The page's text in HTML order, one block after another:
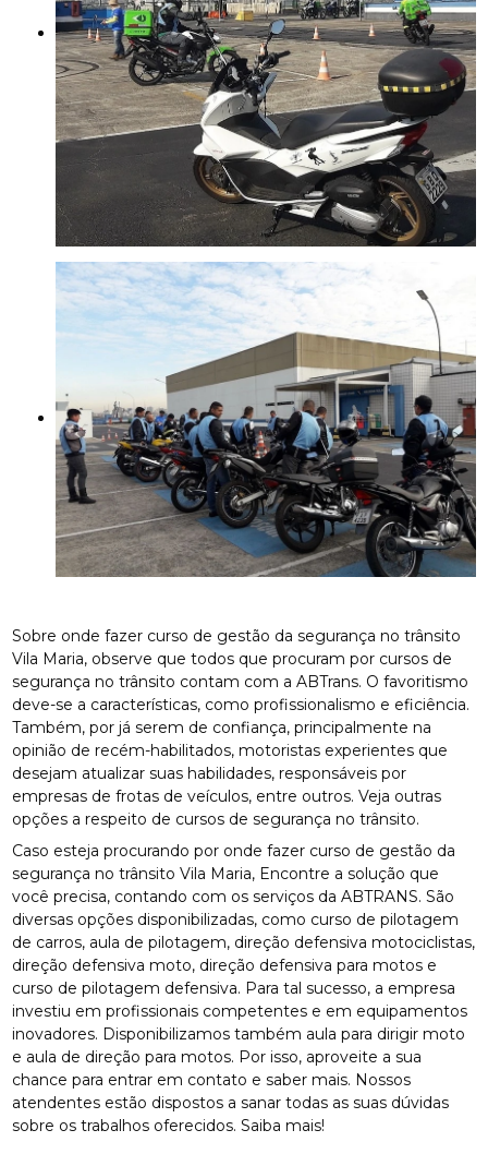
Sobre onde fazer curso de gestão da segurança no trânsito
Vila Maria, observe que todos que procuram por cursos de
segurança no trânsito contam com a ABTrans. O favoritismo
deve-se a características, como profissionalismo e eficiência.
Também, por já serem de confiança, principalmente na
opinião de recém-habilitados, motoristas experientes que
desejam atualizar suas habilidades, responsáveis por
empresas de frotas de veículos, entre outros. Veja outras
opções a respeito de cursos de segurança no trânsito.
Caso esteja procurando por onde fazer curso de gestão da
segurança no trânsito Vila Maria, Encontre a solução que
você precisa, contando com os serviços da ABTRANS. São
diversas opções disponibilizadas, como curso de pilotagem
de carros, aula de pilotagem, direção defensiva motociclistas,
direção defensiva moto, direção defensiva para motos e
curso de pilotagem defensiva. Para tal sucesso, a empresa
investiu em profissionais competentes e em equipamentos
inovadores. Disponibilizamos também aula para dirigir moto
e aula de direção para motos. Por isso, aproveite a sua
chance para entrar em contato e saber mais. Nossos
atendentes estão dispostos a sanar todas as suas dúvidas
sobre os trabalhos oferecidos. Saiba mais!